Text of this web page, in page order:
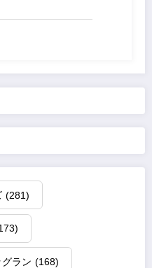
(281)
グラン (168)